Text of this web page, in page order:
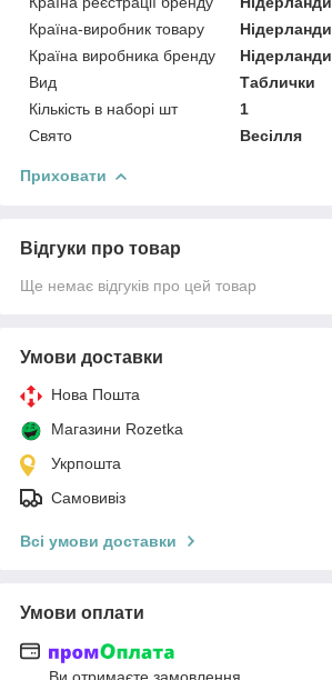
Країна-виробник товару
Нідерланди
Країна виробника бренду
Нідерланди
Вид
Таблички
Кількість в наборі шт
1
Свято
Весілля
Приховати
Відгуки про товар
Ще немає відгуків про цей товар
Умови доставки
Нова Пошта
Магазини Rozetka
Укрпошта
Самовивіз
Всі умови доставки
Умови оплати